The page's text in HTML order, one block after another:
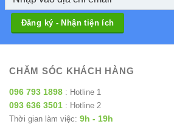
CHĂM SÓC KHÁCH HÀNG
096 793 1898 : Hotline 1
093 636 3501 : Hotline 2
Thời gian làm việc: 9h - 19h